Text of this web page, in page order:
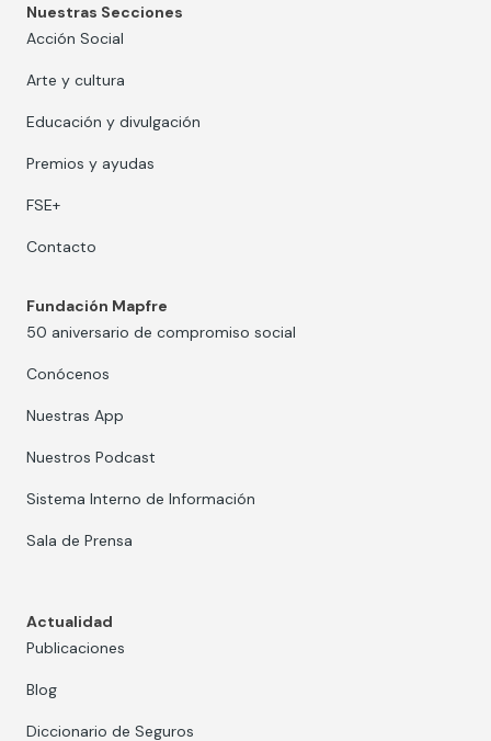
Nuestras Secciones
Acción Social
Arte y cultura
Educación y divulgación
Premios y ayudas
FSE+
Contacto
Fundación Mapfre
50 aniversario de compromiso social
Conócenos
Nuestras App
Nuestros Podcast
Sistema Interno de Información
Sala de Prensa
Actualidad
Publicaciones
Blog
Diccionario de Seguros